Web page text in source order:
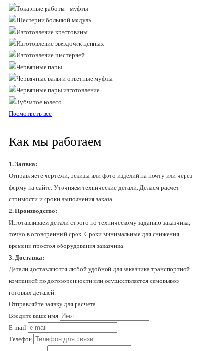
Посмотреть все
Как мы работаем
1. Заявка:
Отправляете чертежи, эскизы или фото изделий на почту или через
форму на сайте. Уточняем технические детали. Делаем расчет
стоимости и сроки выполнения заказа.
2. Производство:
Изготавливаем детали строго по техническому заданию заказчика,
точно в оговоренный срок. Сроки минимальные для снижения
времени простоя оборудования заказчика.
3. Доставка:
Детали доставляются любой удобной для заказчика транспортной
компанией по договоренности или осуществляется самовывоз
готовых деталей.
Отправляйте заявку для расчета
Введите ваше имя
E-mail
Телефон